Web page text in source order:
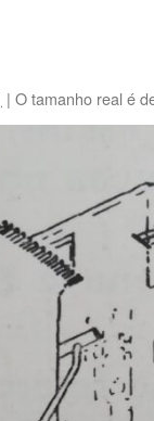
| O tamanho real é